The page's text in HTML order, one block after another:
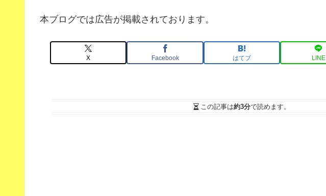
本ブログでは広告が掲載されております。
X Facebook はてブ LINE
この記事は約3分で読めます。